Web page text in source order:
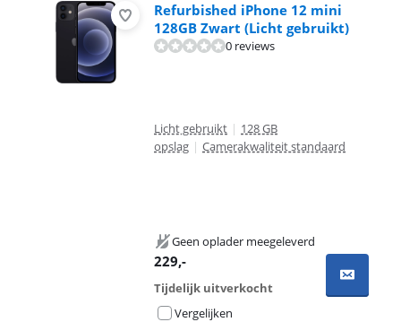
Refurbished iPhone 12 mini
128GB Zwart (Licht gebruikt)
0 reviews
Licht gebruikt | 128 GB
opslag | Camerakwaliteit standaard
Geen oplader meegeleverd
229,-
Tijdelijk uitverkocht
Vergelijken